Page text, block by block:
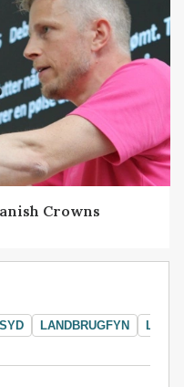
Crowns
LANDBRUGFYN